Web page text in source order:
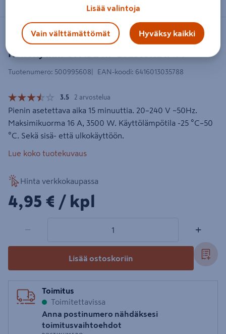
Kellokytkin OPAL 24h -25astetta IP44
OPAL
Tuotenumero: 500995608 EAN-koodi: 6416013035788
3.5 2 arvostelua
Pienin asetettava aika 15 minuuttia. 20–240 V ~50Hz.
Maksimikuorma 16 A, 3500 W. Käyttölämpötila -25 °C–50
°C. Sekä sisä- että ulkokäyttöön.
Lue koko tuotekuvaus
Hinta verkkokaupassa
4,95€/kpl
4,95 € / kpl
− +
Lisää ostoskoriin
Toimitus
Toimitettavissa
Anna postinumero nähdäksesi
toimitusvaihtoehdot
Lisää valintoja
Vain välttämättömät Hyväksy kaikki